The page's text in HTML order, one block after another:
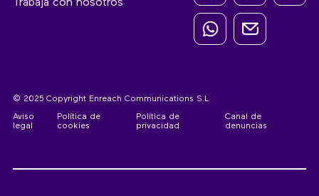
Trabaja con nosotros
© 2025 Copyright Enreach Communications S.L
Aviso
legal
Política de
cookies
Política de
privacidad
Canal de
denuncias